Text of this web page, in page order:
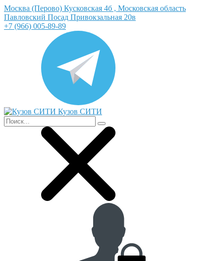
Москва (Перово) Кусковская 4б , Московская область
Павловский Посад Привокзальная 20в
+7 (966) 005-89-89
Кузов СИТИ